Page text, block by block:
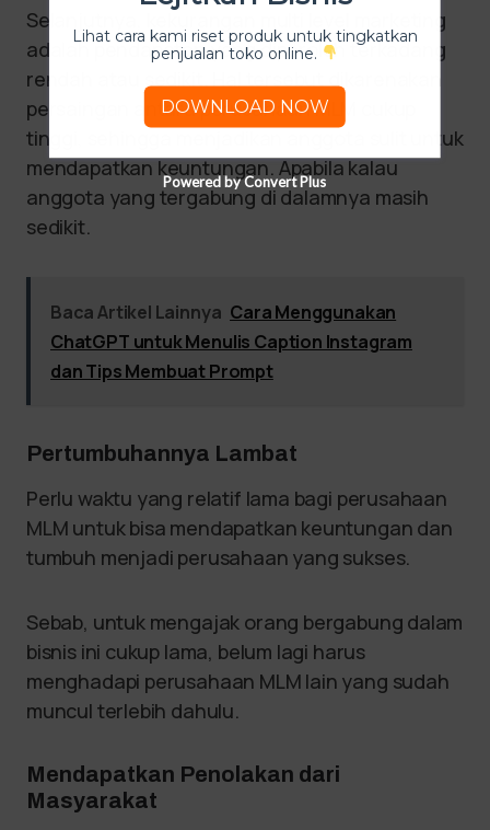
Selanjutnya, kekurangan multi level marketing
adalah pendapatan yang diperoleh terkadang
rendah atau sedikit. Hal tersebut dikarenakan
persaingan antara perusahaan MLM cukup
tinggi, sehingga menjadikan anggota sulit untuk
mendapatkan keuntungan. Apabila kalau
anggota yang tergabung di dalamnya masih
sedikit.
Baca Artikel Lainnya Cara Menggunakan
ChatGPT untuk Menulis Caption Instagram
dan Tips Membuat Prompt
Pertumbuhannya Lambat
Perlu waktu yang relatif lama bagi perusahaan
MLM untuk bisa mendapatkan keuntungan dan
tumbuh menjadi perusahaan yang sukses.
Sebab, untuk mengajak orang bergabung dalam
bisnis ini cukup lama, belum lagi harus
menghadapi perusahaan MLM lain yang sudah
muncul terlebih dahulu.
Mendapatkan Penolakan dari
Masyarakat
Lihat cara kami riset produk untuk tingkatkan
penjualan toko online.
DOWNLOAD NOW
Powered by Convert Plus